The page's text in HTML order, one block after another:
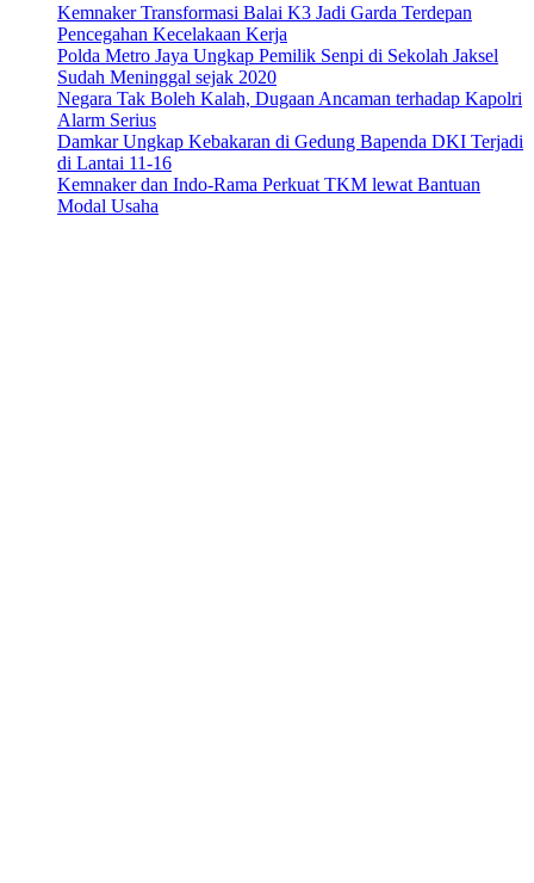
Kemnaker Transformasi Balai K3 Jadi Garda Terdepan
Pencegahan Kecelakaan Kerja
Polda Metro Jaya Ungkap Pemilik Senpi di Sekolah Jaksel
Sudah Meninggal sejak 2020
Negara Tak Boleh Kalah, Dugaan Ancaman terhadap Kapolri
Alarm Serius
Damkar Ungkap Kebakaran di Gedung Bapenda DKI Terjadi
di Lantai 11-16
Kemnaker dan Indo-Rama Perkuat TKM lewat Bantuan
Modal Usaha